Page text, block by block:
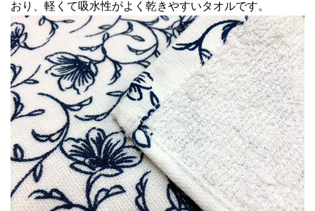
おり、軽くて吸水性がよく乾きやすいタオルです。